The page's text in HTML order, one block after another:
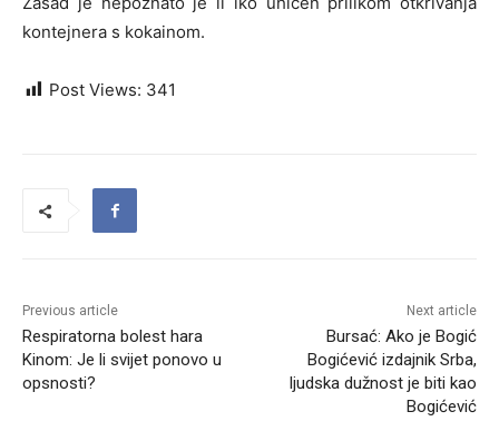
kontejnera s kokainom.
Post Views: 341
Previous article
Respiratorna bolest hara
Kinom: Je li svijet ponovo u
opsnosti?
Next article
Bursać: Ako je Bogić
Bogićević izdajnik Srba,
ljudska dužnost je biti kao
Bogićević